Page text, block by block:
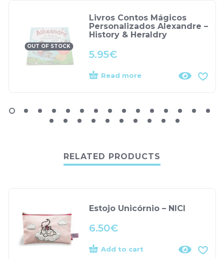
OUT OF STOCK
Livros Contos Mágicos
Personalizados Alexandre –
History & Heraldry
5.95€
Read more
RELATED PRODUCTS
Estojo Unicórnio – NICI
6.50€
Add to cart